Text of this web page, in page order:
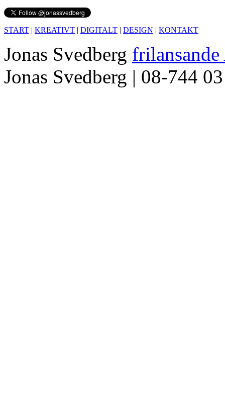
START | KREATIVT | DIGITALT | DESIGN | KONTAKT
Jonas Svedberg
Jonas Svedberg | 08-744